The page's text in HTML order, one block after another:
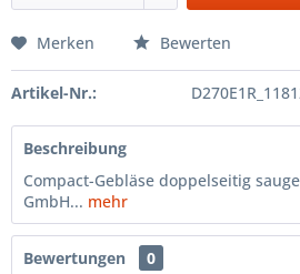
Merken Bewerten
Artikel-Nr.:
Beschreibung
Compact-Gebläse doppelseitig
GmbH... mehr
Bewertungen 0